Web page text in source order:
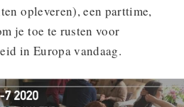
opleveren), een parttime,
je toe te rusten voor
in Europa vandaag.